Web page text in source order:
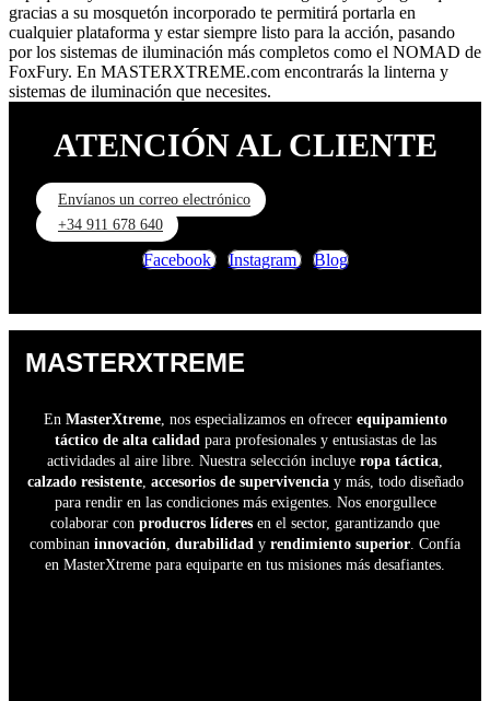
gracias a su mosquetón incorporado te permitirá portarla en
cualquier plataforma y estar siempre listo para la acción, pasando
por los sistemas de iluminación más completos como el NOMAD de
FoxFury. En MASTERXTREME.com encontrarás la linterna y
sistemas de iluminación que necesites.
ATENCIÓN AL CLIENTE
Envíanos un correo electrónico
+34 911 678 640
Facebook Instagram Blog
MASTERXTREME
En MasterXtreme, nos especializamos en ofrecer equipamiento
táctico de alta calidadpara profesionales y entusiastas de las
actividades al aire libre. Nuestra selección incluye ropa táctica,
calzado resistente, accesorios de supervivenciay más, todo diseñado
para rendir en las condiciones más exigentes. Nos enorgullece
colaborar con producros líderes en el sector, garantizando que
combinan innovación, durabilidad y rendimiento superior. Confía
en MasterXtreme para equiparte en tus misiones más desafiantes.